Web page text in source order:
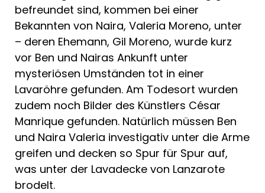
befreundet sind, kommen bei einer
Bekannten von Naira, Valeria Moreno, unter
– deren Ehemann, Gil Moreno, wurde kurz
vor Ben und Nairas Ankunft unter
mysteriösen Umständen tot in einer
Lavaröhre gefunden. Am Todesort wurden
zudem noch Bilder des Künstlers César
Manrique gefunden. Natürlich müssen Ben
und Naira Valeria investigativ unter die Arme
greifen und decken so Spur für Spur auf,
was unter der Lavadecke von Lanzarote
brodelt.